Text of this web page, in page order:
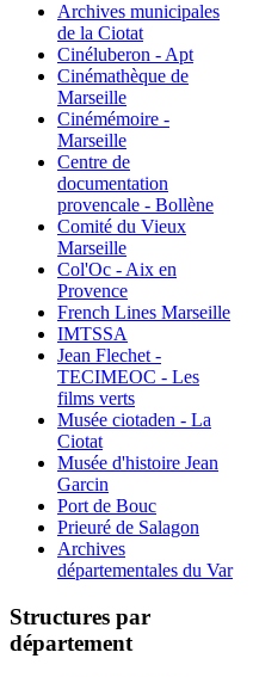
Archives municipales
de la Ciotat
Cinéluberon - Apt
Cinémathèque de
Marseille
Cinémémoire -
Marseille
Centre de
documentation
provencale - Bollène
Comité du Vieux
Marseille
Col'Oc - Aix en
Provence
French Lines Marseille
IMTSSA
Jean Flechet -
TECIMEOC - Les
films verts
Musée ciotaden - La
Ciotat
Musée d'histoire Jean
Garcin
Port de Bouc
Prieuré de Salagon
Archives
départementales du Var
Structures par
département